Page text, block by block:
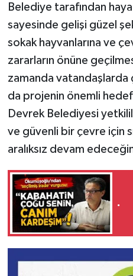
Belediye tarafından
sayesinde gelişi güzel
sokak hayvanlarına ve
zararların önüne
zamanda vatandaşlarda
da projenin önemli
Devrek Belediyesi
ve güvenli bir çevre için
aralıksız devam
.